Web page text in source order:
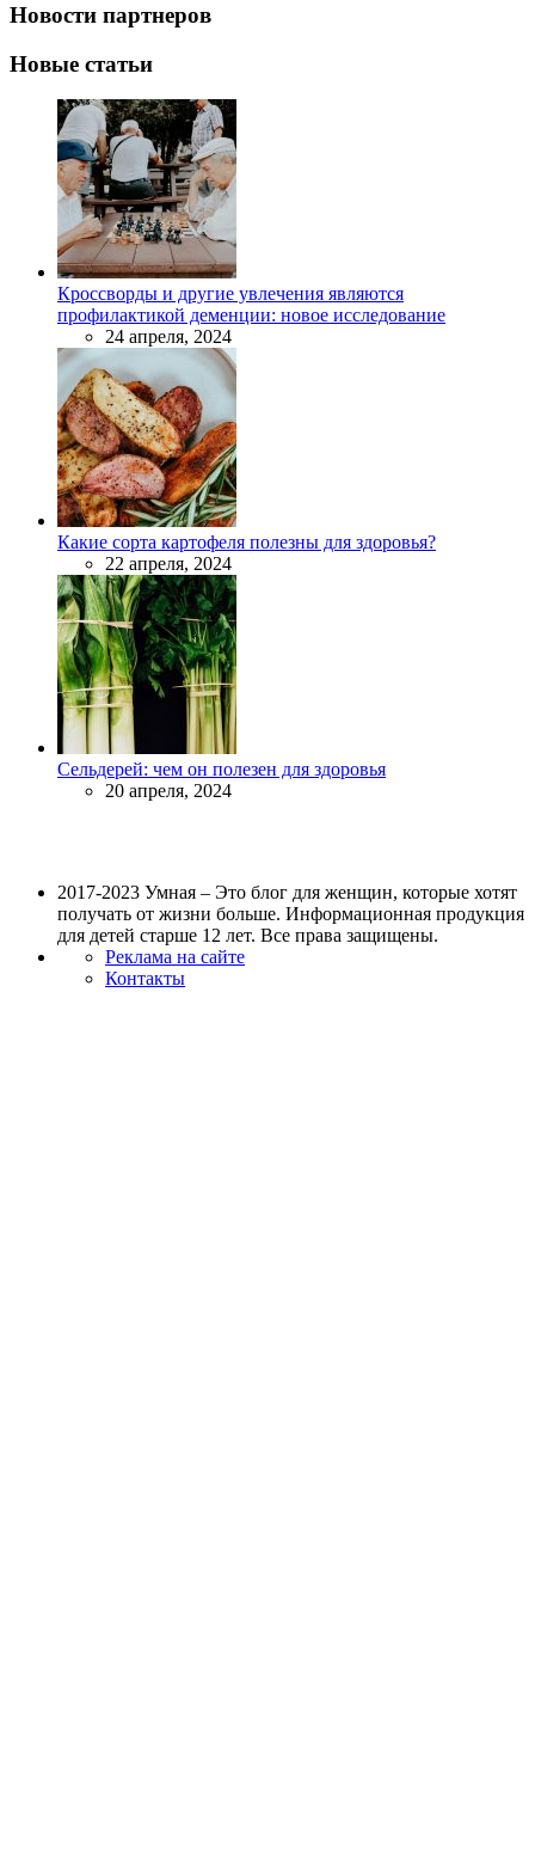
Новости партнеров
Новые статьи
Кроссворды и другие увлечения являются
профилактикой деменции: новое исследование
24 апреля, 2024
Какие сорта картофеля полезны для здоровья?
22 апреля, 2024
Сельдерей: чем он полезен для здоровья
20 апреля, 2024
2017-2023 Умная – Это блог для женщин, которые хотят
получать от жизни больше. Информационная продукция
для детей старше 12 лет. Все права защищены.
Реклама на сайте
Контакты